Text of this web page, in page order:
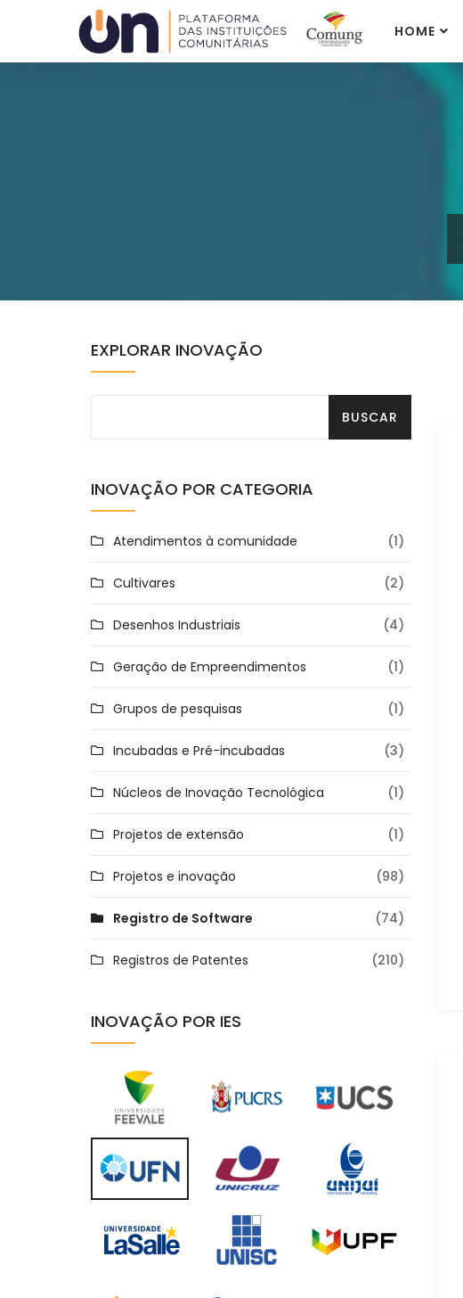
Plataforma ON ACAFE COMUNG
HOME
EXPLORAR INOVAÇÃO
INOVAÇÃO POR CATEGORIA
Atendimentos à comunidade (1)
Cultivares (2)
Desenhos Industriais (4)
Geração de Empreendimentos (1)
Grupos de pesquisas (1)
Incubadas e Pré-incubadas (3)
Núcleos de Inovação Tecnológica (1)
Projetos de extensão (1)
Projetos e inovação (98)
Registro de Software (74)
Registros de Patentes (210)
INOVAÇÃO POR IES